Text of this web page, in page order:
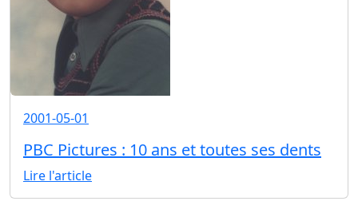
2001-05-01
PBC Pictures : 10 ans et toutes ses dents
Lire l'article